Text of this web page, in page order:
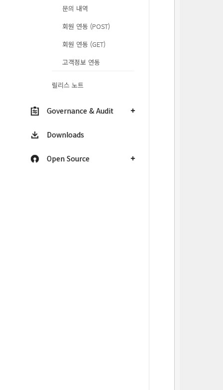
문의 내역
회원 연동 (POST)
회원 연동 (GET)
고객정보 연동
릴리스 노트
Governance & Audit
Downloads
Open Source